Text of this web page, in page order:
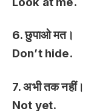
6. छुपाओ मत।
Don’t hide.
7. अभी तक नहीं।
Not yet.